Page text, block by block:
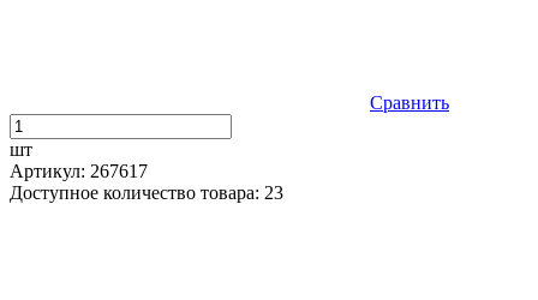
Сравнить
шт
Артикул: 267617
Доступное количество товара: 23